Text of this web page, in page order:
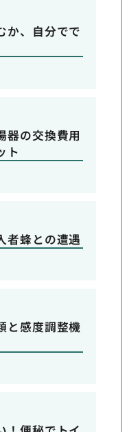
か、自分でで
器の交換費用
ト
者蜂との遭遇
と感度調整機